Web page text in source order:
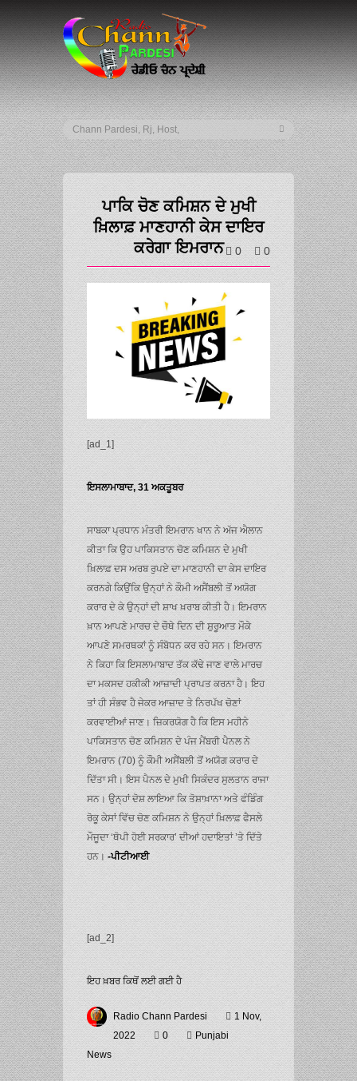
ਪਾਕਿ ਚੋਣ ਕਮਿਸ਼ਨ ਦੇ ਮੁਖੀ
ਖ਼ਿਲਾਫ਼ ਮਾਣਹਾਨੀ ਕੇਸ ਦਾਇਰ
ਕਰੇਗਾ ਇਮਰਾਨ
0 0
[ad_1]
ਇਸਲਾਮਾਬਾਦ, 31 ਅਕਤੂਬਰ
ਸਾਬਕਾ ਪ੍ਰਧਾਨ ਮੰਤਰੀ ਇਮਰਾਨ ਖਾਨ ਨੇ ਅੱਜ ਐਲਾਨ
ਕੀਤਾ ਕਿ ਉਹ ਪਾਕਿਸਤਾਨ ਚੋਣ ਕਮਿਸ਼ਨ ਦੇ ਮੁਖੀ
ਖ਼ਿਲਾਫ਼ ਦਸ ਅਰਬ ਰੁਪਏ ਦਾ ਮਾਣਹਾਨੀ ਦਾ ਕੇਸ ਦਾਇਰ
ਕਰਨਗੇ ਕਿਉਂਕਿ ਉਨ੍ਹਾਂ ਨੇ ਕੌਮੀ ਅਸੈਂਬਲੀ ਤੋਂ ਅਯੋਗ
ਕਰਾਰ ਦੇ ਕੇ ਉਨ੍ਹਾਂ ਦੀ ਸ਼ਾਖ ਖ਼ਰਾਬ ਕੀਤੀ ਹੈ। ਇਮਰਾਨ
ਖ਼ਾਨ ਆਪਣੇ ਮਾਰਚ ਦੇ ਚੌਥੇ ਦਿਨ ਦੀ ਸ਼ੁਰੂਆਤ ਮੌਕੇ
ਆਪਣੇ ਸਮਰਥਕਾਂ ਨੂੰ ਸੰਬੋਧਨ ਕਰ ਰਹੇ ਸਨ। ਇਮਰਾਨ
ਨੇ ਕਿਹਾ ਕਿ ਇਸਲਾਮਾਬਾਦ ਤੱਕ ਕੱਢੇ ਜਾਣ ਵਾਲੇ ਮਾਰਚ
ਦਾ ਮਕਸਦ ਹਕੀਕੀ ਆਜ਼ਾਦੀ ਪ੍ਰਾਪਤ ਕਰਨਾ ਹੈ। ਇਹ
ਤਾਂ ਹੀ ਸੰਭਵ ਹੈ ਜੇਕਰ ਆਜ਼ਾਦ ਤੇ ਨਿਰਪੱਖ ਚੋਣਾਂ
ਕਰਵਾਈਆਂ ਜਾਣ। ਜ਼ਿਕਰਯੋਗ ਹੈ ਕਿ ਇਸ ਮਹੀਨੇ
ਪਾਕਿਸਤਾਨ ਚੋਣ ਕਮਿਸ਼ਨ ਦੇ ਪੰਜ ਮੈਂਬਰੀ ਪੈਨਲ ਨੇ
ਇਮਰਾਨ (70) ਨੂੰ ਕੌਮੀ ਅਸੈਂਬਲੀ ਤੋਂ ਅਯੋਗ ਕਰਾਰ ਦੇ
ਦਿੱਤਾ ਸੀ। ਇਸ ਪੈਨਲ ਦੇ ਮੁਖੀ ਸਿਕੰਦਰ ਸੁਲਤਾਨ ਰਾਜਾ
ਸਨ। ਉਨ੍ਹਾਂ ਦੋਸ਼ ਲਾਇਆ ਕਿ ਤੋਸ਼ਾਖ਼ਾਨਾ ਅਤੇ ਫੰਡਿੰਗ
ਰੋਕੂ ਕੇਸਾਂ ਵਿੱਚ ਚੋਣ ਕਮਿਸ਼ਨ ਨੇ ਉਨ੍ਹਾਂ ਖ਼ਿਲਾਫ਼ ਫੈਸਲੇ
ਮੌਜੂਦਾ ‘ਥੋਪੀ ਹੋਈ ਸਰਕਾਰ’ ਦੀਆਂ ਹਦਾਇਤਾਂ ’ਤੇ ਦਿੱਤੇ
ਹਨ। -ਪੀਟੀਆਈ
[ad_2]
ਇਹ ਖ਼ਬਰ ਕਿਥੋਂ ਲਈ ਗਈ ਹੈ
Radio Chann Pardesi
1 Nov,
2022
0
Punjabi
News